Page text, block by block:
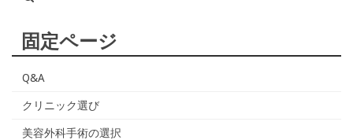
固定ページ
Q&A
クリニック選び
美容外科手術の選択